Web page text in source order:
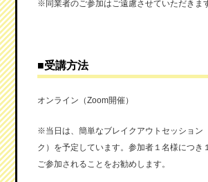
※同業者のご参加はご遠慮させていただきます
■受講方法
オンライン（Zoom開催）
※当日は、簡単なブレイクアウトセッション
ク）を予定しています。参加者１名様につき
ご参加されることをお勧めします。